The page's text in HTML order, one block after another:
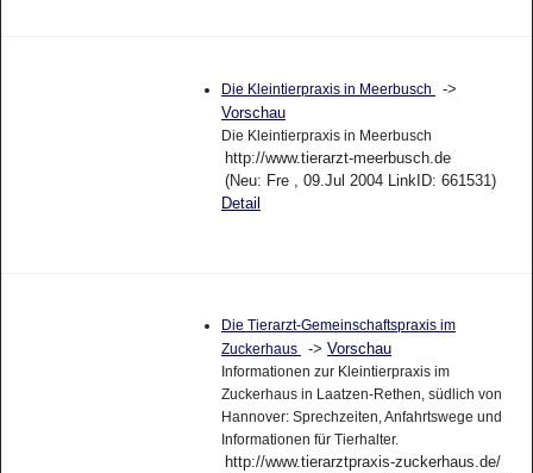
Die Kleintierpraxis in Meerbusch
->
Vorschau
Die Kleintierpraxis in Meerbusch
http://www.tierarzt-meerbusch.de
(Neu: Fre , 09.Jul 2004 LinkID: 661531)
Detail
Die Tierarzt-Gemeinschaftspraxis im
Zuckerhaus
-> Vorschau
Informationen zur Kleintierpraxis im
Zuckerhaus in Laatzen-Rethen, südlich von
Hannover: Sprechzeiten, Anfahrtswege und
Informationen für Tierhalter.
http://www.tierarztpraxis-zuckerhaus.de/